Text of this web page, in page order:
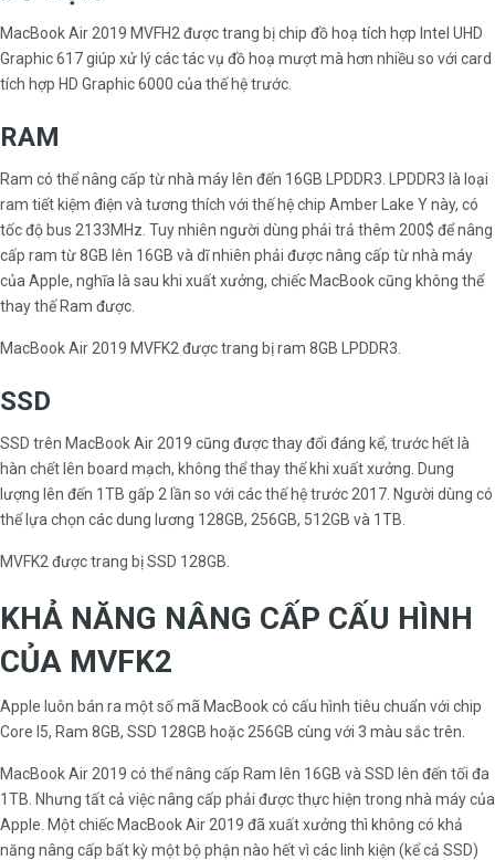
MacBook Air 2019 MVFH2 được trang bị chip đồ hoạ tích hợp Intel UHD
Graphic 617 giúp xử lý các tác vụ đồ hoạ mượt mà hơn nhiều so với card
tích hợp HD Graphic 6000 của thế hệ trước.
RAM
Ram có thể nâng cấp từ nhà máy lên đến 16GB LPDDR3. LPDDR3 là loại
ram tiết kiệm điện và tương thích với thế hệ chip Amber Lake Y này, có
tốc độ bus 2133MHz. Tuy nhiên người dùng phải trả thêm 200$ để nâng
cấp ram từ 8GB lên 16GB và dĩ nhiên phải được nâng cấp từ nhà máy
của Apple, nghĩa là sau khi xuất xưởng, chiếc MacBook cũng không thể
thay thế Ram được.
MacBook Air 2019 MVFK2 được trang bị ram 8GB LPDDR3.
SSD
SSD trên MacBook Air 2019 cũng được thay đổi đáng kể, trước hết là
hàn chết lên board mạch, không thể thay thế khi xuất xưởng. Dung
lượng lên đến 1TB gấp 2 lần so với các thế hệ trước 2017. Người dùng có
thể lựa chọn các dung lương 128GB, 256GB, 512GB và 1TB.
MVFK2 được trang bị SSD 128GB.
KHẢ NĂNG NÂNG CẤP CẤU HÌNH
CỦA MVFK2
Apple luôn bán ra một số mã MacBook có cấu hình tiêu chuẩn với chip
Core I5, Ram 8GB, SSD 128GB hoặc 256GB cùng với 3 màu sắc trên.
MacBook Air 2019 có thể nâng cấp Ram lên 16GB và SSD lên đến tối đa
1TB. Nhưng tất cả việc nâng cấp phải được thực hiện trong nhà máy của
Apple. Một chiếc MacBook Air 2019 đã xuất xưởng thì không có khả
năng nâng cấp bất kỳ một bộ phận nào hết vì các linh kiện (kể cả SSD)